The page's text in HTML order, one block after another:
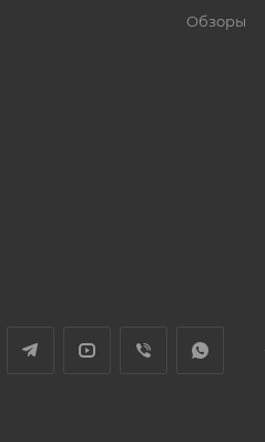
Обзоры